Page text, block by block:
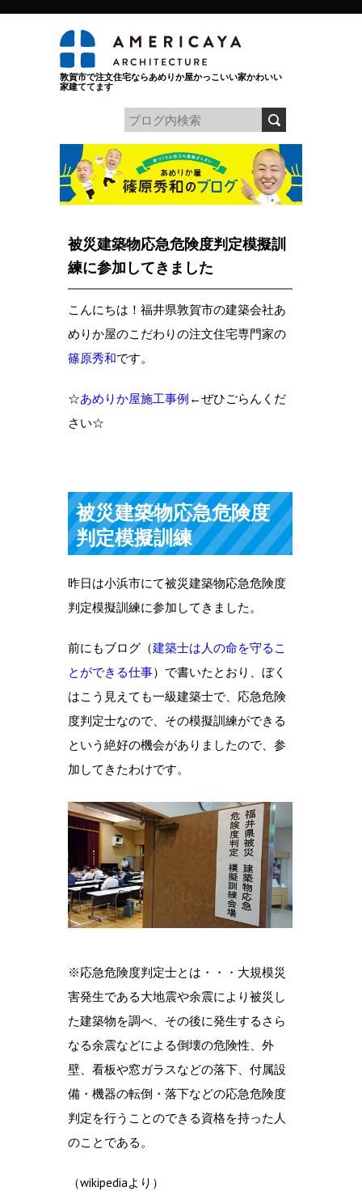
敦賀市で注文住宅ならあめりか屋かっこいい家かわいい
家建ててます
被災建築物応急危険度判定模擬訓
練に参加してきました
こんにちは！福井県敦賀市の建築会社あ
めりか屋のこだわりの注文住宅専門家の
篠原秀和です。
☆あめりか屋施工事例 ←ぜひごらんくだ
さい☆
被災建築物応急危険度
判定模擬訓練
昨日は小浜市にて被災建築物応急危険度
判定模擬訓練に参加してきました。
前にもブログ（建築士は人の命を守るこ
とができる仕事）で書いたとおり、ぼく
はこう見えても一級建築士で、応急危険
度判定士なので、その模擬訓練ができる
という絶好の機会がありましたので、参
加してきたわけです。
※応急危険度判定士とは・・・大規模災
害発生である大地震や余震により被災し
た建築物を調べ、その後に発生するさら
なる余震などによる倒壊の危険性、外
壁、看板や窓ガラスなどの落下、付属設
備・機器の転倒・落下などの応急危険度
判定を行うことのできる資格を持った人
のことである。
（wikipediaより）